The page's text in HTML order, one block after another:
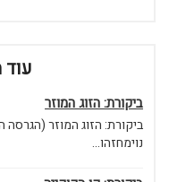
ביקורת: הזוג המוזר
ביקורת: הזוג המוזר
נוימחזהו...